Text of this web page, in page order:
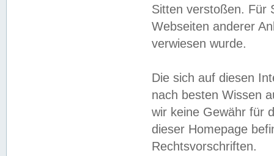
Sitten verstoßen. Für
Webseiten anderer
verwiesen wurde.
Die sich auf diesen
nach besten Wissen
wir keine Gewähr für
dieser Homepage
Rechtsvorschriften.